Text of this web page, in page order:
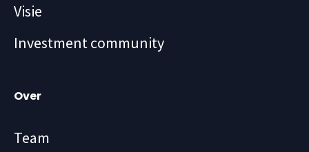
Visie
Investment community
Over
Team